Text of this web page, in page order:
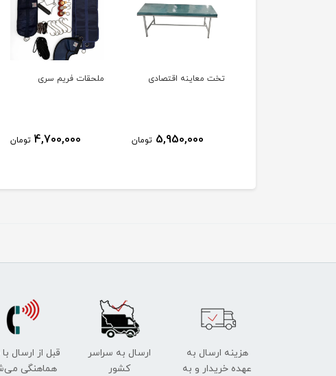
تخت معاینه اقتصادی
5,950,000 تومان
ملحقات فریم سری
4,700,000 تومان
هزینه ارسال به
عهده خریدار و به
ارسال به سراسر
کشور
قبل از ارسال
هماهنگی